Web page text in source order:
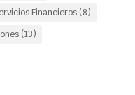
Financieros(8)
(13)